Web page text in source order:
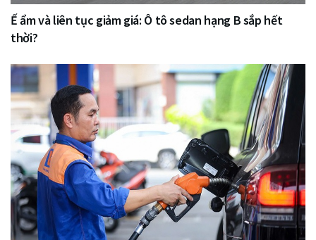
Ế ẩm và liên tục giảm giá: Ô tô sedan hạng B sắp hết
thời?